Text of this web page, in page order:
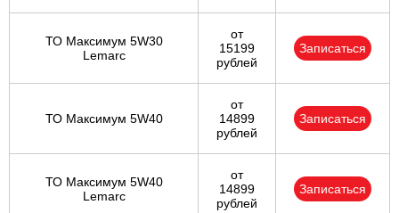
ТО Максимум 5W30
Lemarc
от
15199
рублей
Записаться
ТО Максимум 5W40
от
14899
рублей
Записаться
ТО Максимум 5W40
Lemarc
от
14899
рублей
Записаться